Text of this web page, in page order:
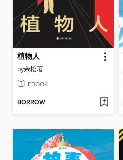
植物人
by余松著
EBOOK
BORROW